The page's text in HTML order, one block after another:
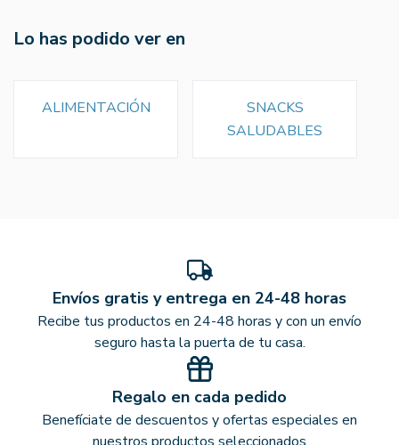
Lo has podido ver en
ALIMENTACIÓN
SNACKS
SALUDABLES
Envíos gratis y entrega en 24-48 horas
Recibe tus productos en 24-48 horas y con un envío
seguro hasta la puerta de tu casa.
Regalo en cada pedido
Benefíciate de descuentos y ofertas especiales en